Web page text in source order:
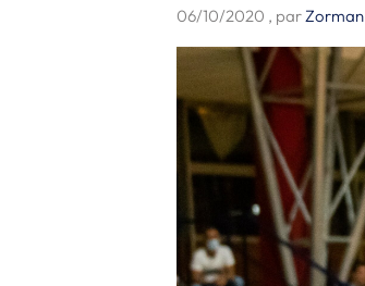
06/10/2020 , parZorman